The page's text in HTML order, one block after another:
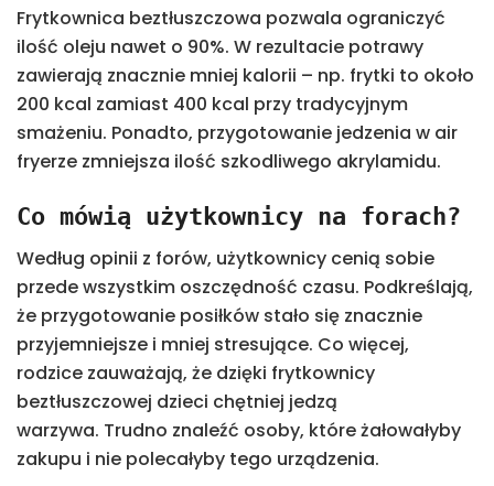
Frytkownica beztłuszczowa pozwala ograniczyć
ilość oleju nawet o 90%. W rezultacie potrawy
zawierają znacznie mniej kalorii – np. frytki to około
200 kcal zamiast 400 kcal przy tradycyjnym
smażeniu. Ponadto, przygotowanie jedzenia w air
fryerze zmniejsza ilość szkodliwego akrylamidu.
Co mówią użytkownicy na forach?
Według opinii z forów, użytkownicy cenią sobie
przede wszystkim oszczędność czasu. Podkreślają,
że przygotowanie posiłków stało się znacznie
przyjemniejsze i mniej stresujące. Co więcej,
rodzice zauważają, że dzięki frytkownicy
beztłuszczowej dzieci chętniej jedzą
warzywa. Trudno znaleźć osoby, które żałowałyby
zakupu i nie polecałyby tego urządzenia.